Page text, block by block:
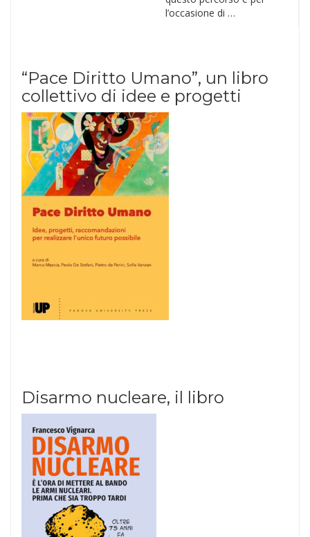
l’occasione di …
“Pace Diritto Umano”, un libro
collettivo di idee e progetti
Disarmo nucleare, il libro